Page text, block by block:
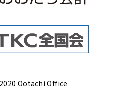
Ootachi Office